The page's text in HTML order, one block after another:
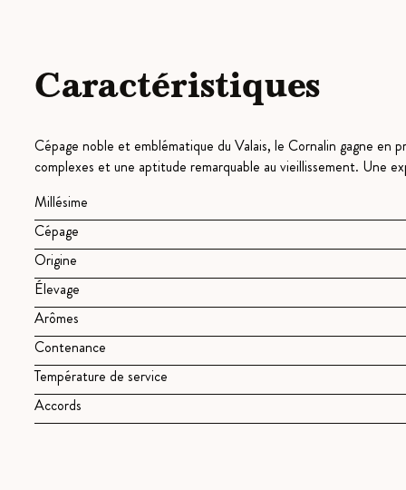
Caractéristiques
Cépage noble et emblématique du Valais, le Cornalin gagne en
complexes et une aptitude remarquable au vieillissement. Une
Millésime
Cépage
Origine
Élevage
Arômes
Contenance
Température de service
Accords